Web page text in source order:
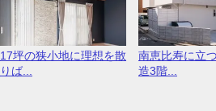
17坪の狭小地に理想を散
りば...
南恵比寿に立
造3階...